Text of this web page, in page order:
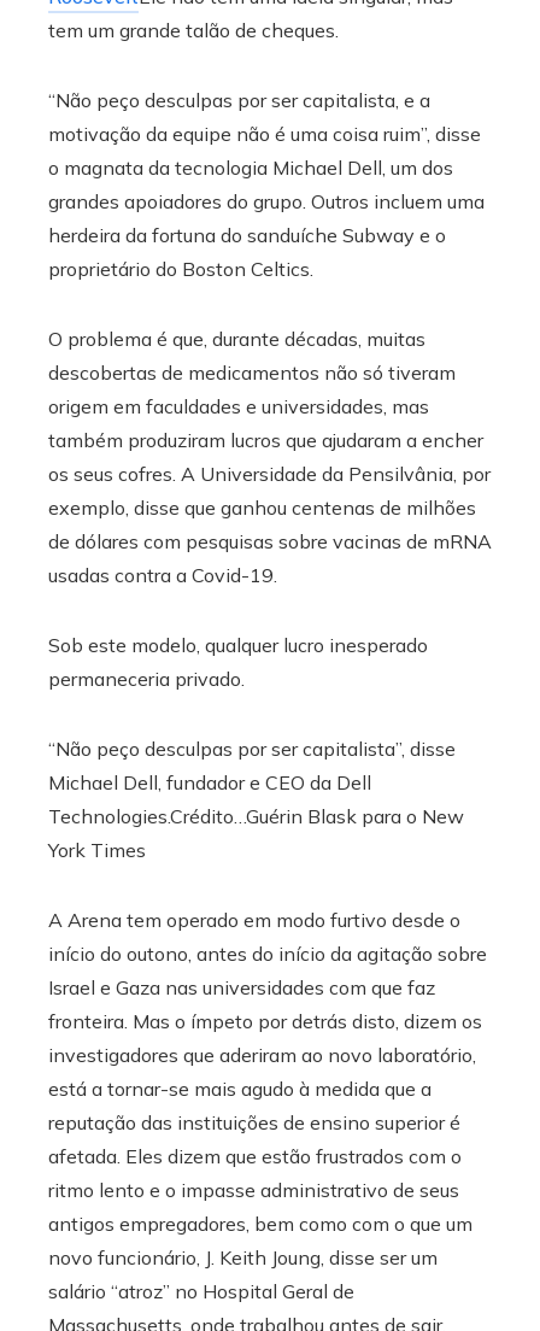
tem um grande talão de cheques.
“Não peço desculpas por ser capitalista, e a
motivação da equipe não é uma coisa ruim”, disse
o magnata da tecnologia Michael Dell, um dos
grandes apoiadores do grupo. Outros incluem uma
herdeira da fortuna do sanduíche Subway e o
proprietário do Boston Celtics.
O problema é que, durante décadas, muitas
descobertas de medicamentos não só tiveram
origem em faculdades e universidades, mas
também produziram lucros que ajudaram a encher
os seus cofres. A Universidade da Pensilvânia, por
exemplo, disse que ganhou centenas de milhões
de dólares com pesquisas sobre vacinas de mRNA
usadas contra a Covid-19.
Sob este modelo, qualquer lucro inesperado
permaneceria privado.
“Não peço desculpas por ser capitalista”, disse
Michael Dell, fundador e CEO da Dell
Technologies.Crédito… Guérin Blask para o New
York Times
A Arena tem operado em modo furtivo desde o
início do outono, antes do início da agitação sobre
Israel e Gaza nas universidades com que faz
fronteira. Mas o ímpeto por detrás disto, dizem os
investigadores que aderiram ao novo laboratório,
está a tornar-se mais agudo à medida que a
reputação das instituições de ensino superior é
afetada. Eles dizem que estão frustrados com o
ritmo lento e o impasse administrativo de seus
antigos empregadores, bem como com o que um
novo funcionário, J. Keith Joung, disse ser um
salário “atroz” no Hospital Geral de
Massachusetts, onde trabalhou antes de sair.